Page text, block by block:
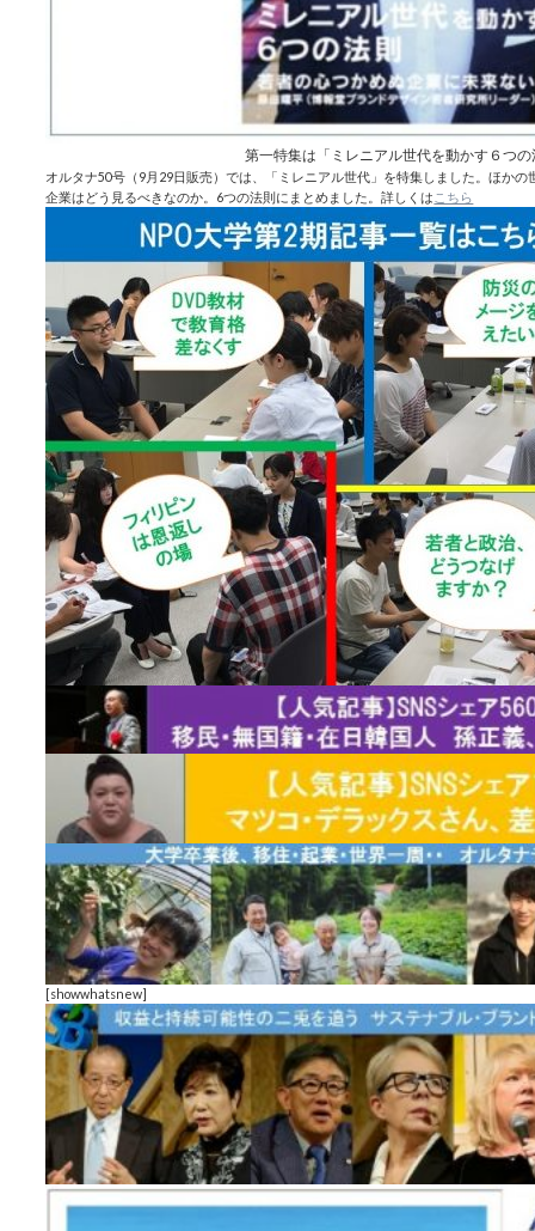
第一特集は「ミレニアル世代を動かす６つ
オルタナ50号（9月29日販売）では、「ミレニアル世代」を特集しました。ほか
企業はどう見るべきなのか。6つの法則にまとめました。詳しくは こちら
[showwhatsnew]